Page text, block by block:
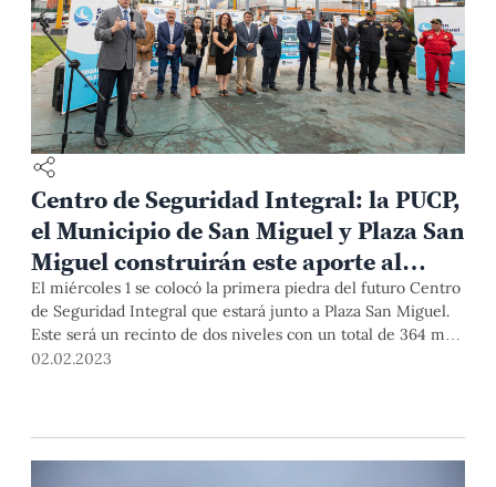
Centro de Seguridad Integral: la PUCP,
el Municipio de San Miguel y Plaza San
Miguel construirán este aporte al
distrito
El miércoles 1 se colocó la primera piedra del futuro Centro
de Seguridad Integral que estará junto a Plaza San Miguel.
Este será un recinto de dos niveles con un total de 364 m2.
Desde aquí, los operadores podrán visualizar las 384
02.02.2023